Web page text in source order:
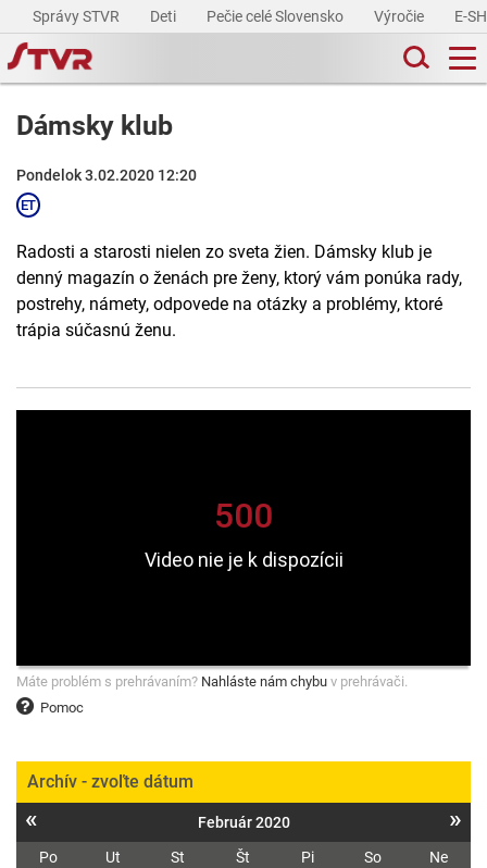
Správy STVR Deti Pečie celé Slovensko Výročie E-
Dámsky klub
Pondelok 3.02.2020 12:20
Radosti a starosti nielen zo sveta žien. Dámsky klub je
denný magazín o ženách pre ženy, ktorý vám ponúka rady,
postrehy, námety, odpovede na otázky a problémy, ktoré
trápia súčasnú ženu.
Pomoc
Máte problém s prehrávaním? Nahláste nám chybu v prehrávači.
Archív - zvoľte dátum
« Február 2020 »
Po Ut St Št Pi So
Ne